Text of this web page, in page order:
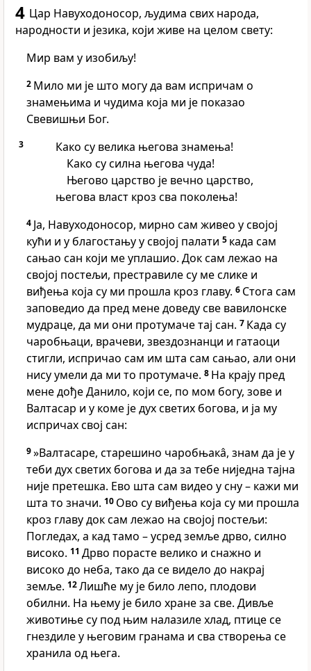
4 Цар Навуходоносор, људима свих народа,
народности и језика, који живе на целом свету:
Мир вам у изобиљу!
2 Мило ми је што могу да вам испричам о
знамењима и чудима која ми је показао
Свевишњи Бог.
3
Како су велика његова знамења!
Како су силна његова чуда!
Његово царство је вечно царство,
његова власт кроз сва поколења!
4 Ја, Навуходоносор, мирно сам живео у својој
кући и у благостању у својој палати 5 када сам
сањао сан који ме уплашио. Док сам лежао на
својој постељи, престравиле су ме слике и
виђења која су ми прошла кроз главу. 6 Стога сам
заповедио да пред мене доведу све вавилонске
мудраце, да ми они протумаче тај сан. 7 Када су
чаробњаци, врачеви, звездознанци и гатаоци
стигли, испричао сам им шта сам сањао, али они
нису умели да ми то протумаче. 8 На крају пред
мене дође Данило, који се, по мом богу, зове и
Валтасар и у коме је дух светих богова, и ја му
испричах свој сан:
9»Валтасаре, старешино чаробњакâ, знам да је у
теби дух светих богова и да за тебе ниједна тајна
није претешка. Ево шта сам видео у сну – кажи ми
шта то значи. 10 Ово су виђења која су ми прошла
кроз главу док сам лежао на својој постељи:
Погледах, а кад тамо – усред земље дрво, силно
високо. 11 Дрво порасте велико и снажно и
високо до неба, тако да се видело до накрај
земље. 12Лишће му је било лепо, плодови
обилни. На њему је било хране за све. Дивље
животиње су под њим налазиле хлад, птице се
гнездиле у његовим гранама и сва створења се
хранила од њега.